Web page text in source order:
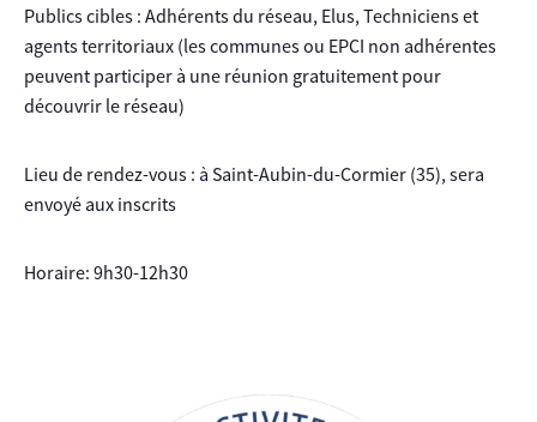
Publics cibles : Adhérents du réseau, Elus, Techniciens et
agents territoriaux (les communes ou EPCI non adhérentes
peuvent participer à une réunion gratuitement pour
découvrir le réseau)
Lieu de rendez-vous : à Saint-Aubin-du-Cormier (35), sera
envoyé aux inscrits
Horaire: 9h30-12h30